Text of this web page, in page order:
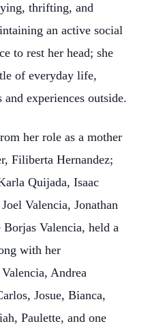
thrifting, and
an active social
to rest her head; she
of everyday life,
experiences outside.
her role as a mother
Filiberta Hernandez;
Quijada, Isaac
Valencia, Jonathan
Valencia, held a
with her
Andrea
Josue, Bianca,
Paulette, and one